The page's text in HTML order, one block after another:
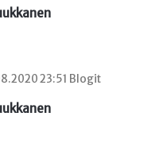
23:51 Blogit